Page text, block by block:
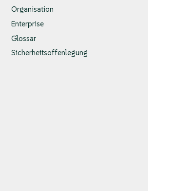
Organisation
Enterprise
Glossar
Sicherheitsoffenlegung